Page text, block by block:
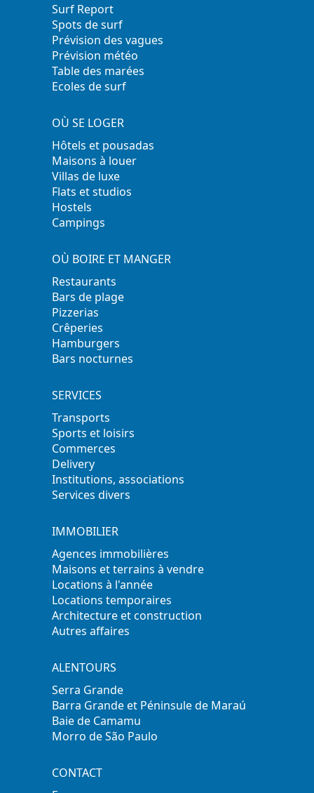
Surf Report
Spots de surf
Prévision des vagues
Prévision météo
Table des marées
Ecoles de surf
OÙ SE LOGER
Hôtels et pousadas
Maisons à louer
Villas de luxe
Flats et studios
Hostels
Campings
OÙ BOIRE ET MANGER
Restaurants
Bars de plage
Pizzerias
Crêperies
Hamburgers
Bars nocturnes
SERVICES
Transports
Sports et loisirs
Commerces
Delivery
Institutions, associations
Services divers
IMMOBILIER
Agences immobilières
Maisons et terrains à vendre
Locations à l'année
Locations temporaires
Architecture et construction
Autres affaires
ALENTOURS
Serra Grande
Barra Grande et Péninsule de Maraú
Baie de Camamu
Morro de São Paulo
CONTACT